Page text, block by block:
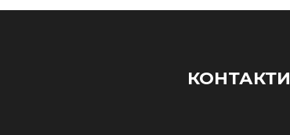
КОНТАКТИ